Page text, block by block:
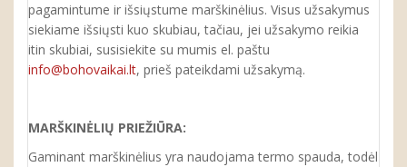
pagamintume ir išsiųstume marškinėlius. Visus užsakymus
siekiame išsiųsti kuo skubiau, tačiau, jei užsakymo reikia
itin skubiai, susisiekite su mumis el. paštu
info@bohovaikai.lt, prieš pateikdami užsakymą.
MARŠKINĖLIŲ PRIEŽIŪRA:
Gaminant marškinėlius yra naudojama termo spauda, todėl